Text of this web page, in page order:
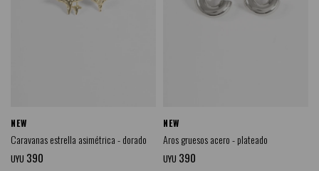
NEW
Caravanas estrella asimétrica - dorado
UYU 390
NEW
Aros gruesos acero - plateado
UYU 390